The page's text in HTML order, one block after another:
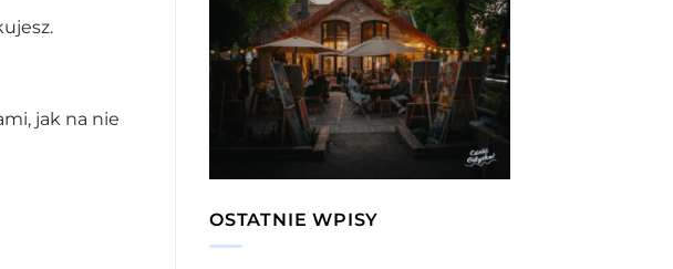
jak na nie
OSTATNIE WPISY